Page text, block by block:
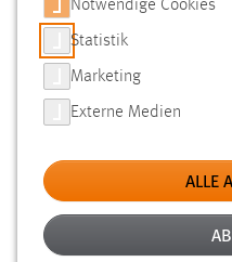
SUCHE
FILTER
Typ
Erstellungsdatum
Notwendige Cookies
Statistik
Marketing
Externe Medien
ALLE